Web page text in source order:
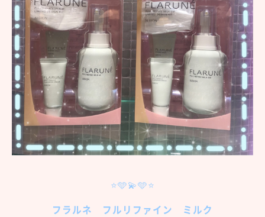
⭐️🩵💫🩵⭐️
フラルネ フルリファイン ミルク